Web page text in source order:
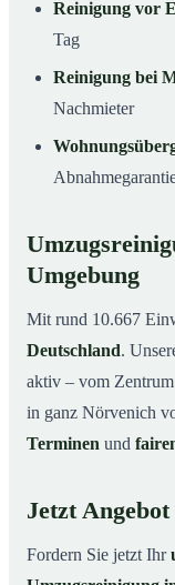
Reinigung vor
Tag
Reinigung bei
Nachmieter
Umgebung
Mit rund 10.667
Deutschland.
aktiv – vom
in ganz Nörvenich
Terminen und
Jetzt
Fordern Sie jetzt Ihr